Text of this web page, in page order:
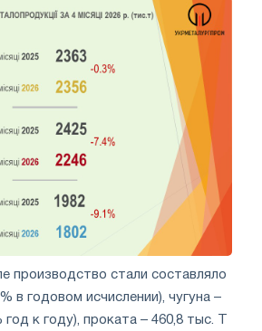
производство стали составляло
в годовом исчислении), чугуна –
к году), проката – 460,8 тыс. Т